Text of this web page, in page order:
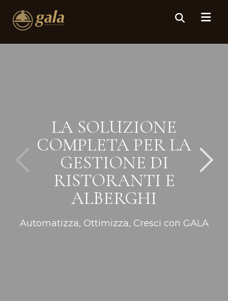
LA SOLUZIONE
COMPLETA PER LA
GESTIONE DI
RISTORANTI E
ALBERGHI
Automatizza, Ottimizza, Cresci con GALA